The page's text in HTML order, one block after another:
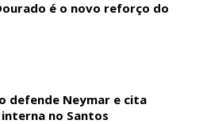
é o novo reforço do
defende Neymar e cita
no Santos